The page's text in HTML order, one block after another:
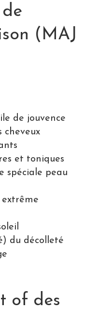
(MAJ
de jouvence
cheveux
et toniques
spéciale peau
du décolleté
of des